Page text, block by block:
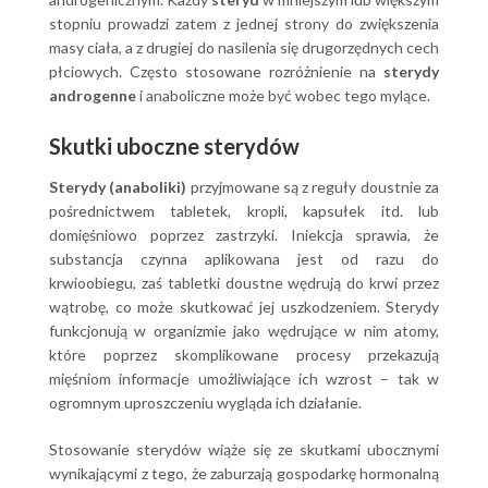
stopniu prowadzi zatem z jednej strony do zwiększenia
masy ciała, a z drugiej do nasilenia się drugorzędnych cech
płciowych. Często stosowane rozróżnienie na sterydy
androgennei anaboliczne może być wobec tego mylące.
Skutki uboczne sterydów
Sterydy (anaboliki) przyjmowane są z reguły doustnie za
pośrednictwem tabletek, kropli, kapsułek itd. lub
domięśniowo poprzez zastrzyki. Iniekcja sprawia, że
substancja czynna aplikowana jest od razu do
krwioobiegu, zaś tabletki doustne wędrują do krwi przez
wątrobę, co może skutkować jej uszkodzeniem. Sterydy
funkcjonują w organizmie jako wędrujące w nim atomy,
które poprzez skomplikowane procesy przekazują
mięśniom informacje umożliwiające ich wzrost – tak w
ogromnym uproszczeniu wygląda ich działanie.
Stosowanie sterydów wiąże się ze skutkami ubocznymi
wynikającymi z tego, że zaburzają gospodarkę hormonalną